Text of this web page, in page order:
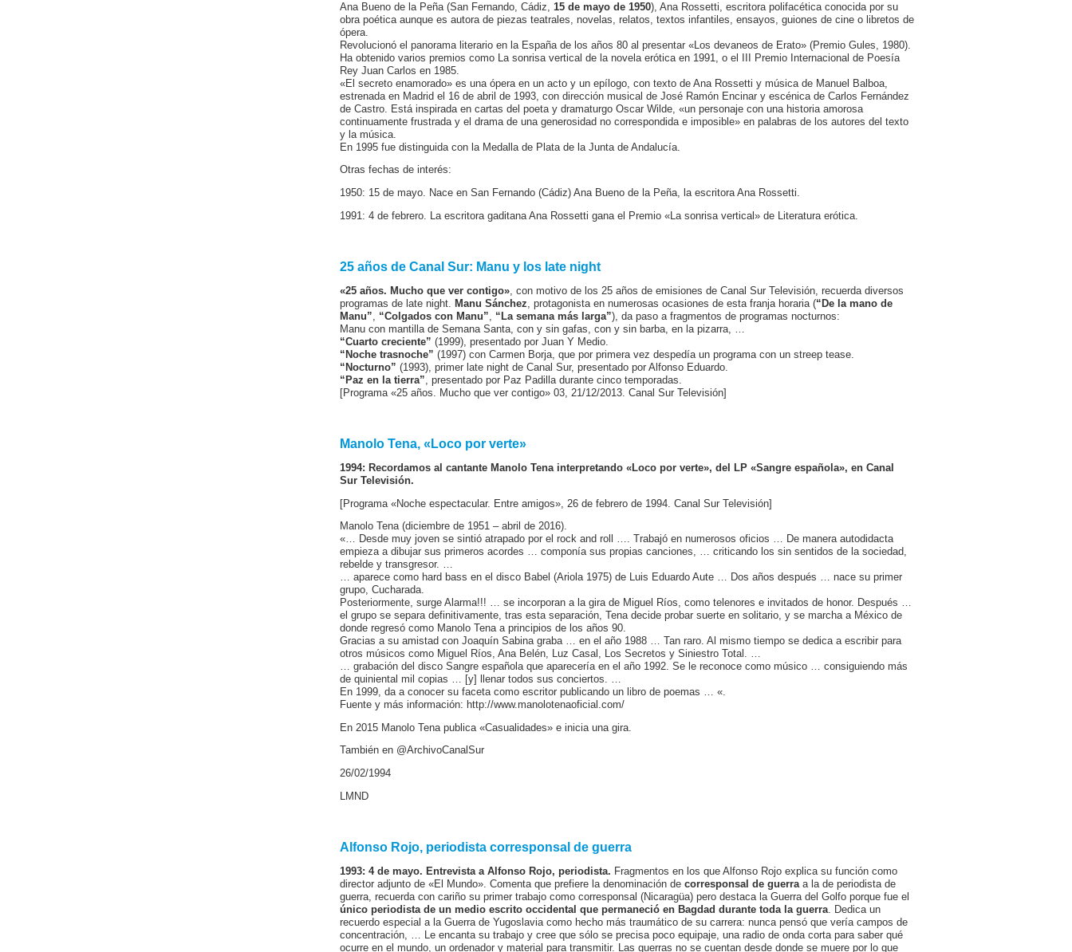
Ana Bueno de la Peña (San Fernando, Cádiz, 15 de mayo de 1950), Ana Rossetti, escritora polifacética conocida por su
obra poética aunque es autora de piezas teatrales, novelas, relatos, textos infantiles, ensayos, guiones de cine o libretos de
ópera.
Revolucionó el panorama literario en la España de los años 80 al presentar «Los devaneos de Erato» (Premio Gules, 1980).
Ha obtenido varios premios como La sonrisa vertical de la novela erótica en 1991, o el III Premio Internacional de Poesía
Rey Juan Carlos en 1985.
«El secreto enamorado» es una ópera en un acto y un epílogo, con texto de Ana Rossetti y música de Manuel Balboa,
estrenada en Madrid el 16 de abril de 1993, con dirección musical de José Ramón Encinar y escénica de Carlos Fernández
de Castro. Está inspirada en cartas del poeta y dramaturgo Oscar Wilde, «un personaje con una historia amorosa
continuamente frustrada y el drama de una generosidad no correspondida e imposible» en palabras de los autores del texto
y la música.
En 1995 fue distinguida con la Medalla de Plata de la Junta de Andalucía.
Otras fechas de interés:
1950: 15 de mayo. Nace en San Fernando (Cádiz) Ana Bueno de la Peña, la escritora Ana Rossetti.
1991: 4 de febrero. La escritora gaditana Ana Rossetti gana el Premio «La sonrisa vertical» de Literatura erótica.
25 años de Canal Sur: Manu y los late night
«25 años. Mucho que ver contigo», con motivo de los 25 años de emisiones de Canal Sur Televisión, recuerda diversos
programas de late night. Manu Sánchez, protagonista en numerosas ocasiones de esta franja horaria (“De la mano de
Manu”, “Colgados con Manu”, “La semana más larga”), da paso a fragmentos de programas nocturnos:
Manu con mantilla de Semana Santa, con y sin gafas, con y sin barba, en la pizarra, …
“Cuarto creciente” (1999), presentado por Juan Y Medio.
“Noche trasnoche” (1997) con Carmen Borja, que por primera vez despedía un programa con un streep tease.
“Nocturno” (1993), primer late night de Canal Sur, presentado por Alfonso Eduardo.
“Paz en la tierra”, presentado por Paz Padilla durante cinco temporadas.
[Programa «25 años. Mucho que ver contigo» 03, 21/12/2013. Canal Sur Televisión]
Manolo Tena, «Loco por verte»
1994: Recordamos al cantante Manolo Tena interpretando «Loco por verte», del LP «Sangre española», en Canal
Sur Televisión.
[Programa «Noche espectacular. Entre amigos», 26 de febrero de 1994. Canal Sur Televisión]
Manolo Tena (diciembre de 1951 – abril de 2016).
«… Desde muy joven se sintió atrapado por el rock and roll …. Trabajó en numerosos oficios … De manera autodidacta
empieza a dibujar sus primeros acordes … componía sus propias canciones, … criticando los sin sentidos de la sociedad,
rebelde y transgresor. …
… aparece como hard bass en el disco Babel (Ariola 1975) de Luis Eduardo Aute … Dos años después … nace su primer
grupo, Cucharada.
Posteriormente, surge Alarma!!! … se incorporan a la gira de Miguel Ríos, como telenores e invitados de honor. Después …
el grupo se separa definitivamente, tras esta separación, Tena decide probar suerte en solitario, y se marcha a México de
donde regresó como Manolo Tena a principios de los años 90.
Gracias a su amistad con Joaquín Sabina graba … en el año 1988 … Tan raro. Al mismo tiempo se dedica a escribir para
otros músicos como Miguel Ríos, Ana Belén, Luz Casal, Los Secretos y Siniestro Total. …
… grabación del disco Sangre española que aparecería en el año 1992. Se le reconoce como músico … consiguiendo más
de quiniental mil copias … [y] llenar todos sus conciertos. …
En 1999, da a conocer su faceta como escritor publicando un libro de poemas … «.
Fuente y más información: http://www.manolotenaoficial.com/
En 2015 Manolo Tena publica «Casualidades» e inicia una gira.
También en @ArchivoCanalSur
26/02/1994
LMND
Alfonso Rojo, periodista corresponsal de guerra
1993: 4 de mayo. Entrevista a Alfonso Rojo, periodista. Fragmentos en los que Alfonso Rojo explica su función como
director adjunto de «El Mundo». Comenta que prefiere la denominación de corresponsal de guerra a la de periodista de
guerra, recuerda con cariño su primer trabajo como corresponsal (Nicaragüa) pero destaca la Guerra del Golfo porque fue el
único periodista de un medio escrito occidental que permaneció en Bagdad durante toda la guerra . Dedica un
recuerdo especial a la Guerra de Yugoslavia como hecho más traumático de su carrera: nunca pensó que vería campos de
concentración, … Le encanta su trabajo y cree que sólo se precisa poco equipaje, una radio de onda corta para saber qué
ocurre en el mundo, un ordenador y material para transmitir. Las guerras no se cuentan desde donde se muere por lo que